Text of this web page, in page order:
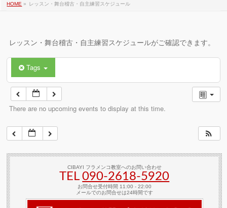
HOME » レッスン・舞台稽古・自主練習スケジュール
レッスン・舞台稽古・自主練習スケジュールがご確認できます。
Tags
There are no upcoming events to display at this time.
CIBAYI フラメンコ教室へのお問い合わせ
TEL090-2618‐5920
お問合せ受付時間 11:00 - 22:00
メールでのお問合せは24時間です